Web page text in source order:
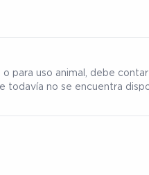
para uso animal, debe
todavía no se encuentra